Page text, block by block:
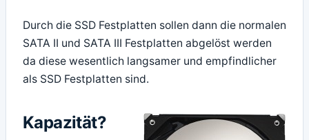
Durch die SSD Festplatten sollen dann die normalen
SATA II und SATA III Festplatten abgelöst werden
da diese wesentlich langsamer und empfindlicher
als SSD Festplatten sind.
Kapazität?